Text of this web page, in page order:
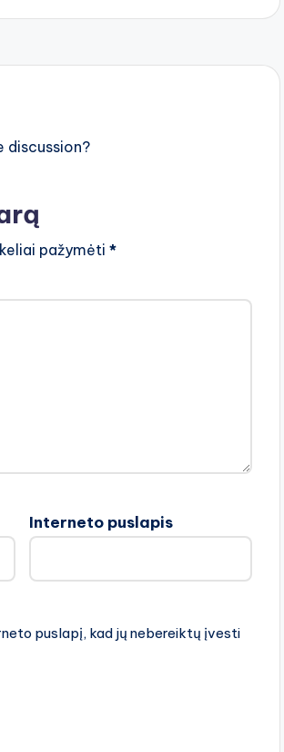
discussion?
pažymėti *
Interneto puslapis
puslapį, kad jų nebereiktų įvesti